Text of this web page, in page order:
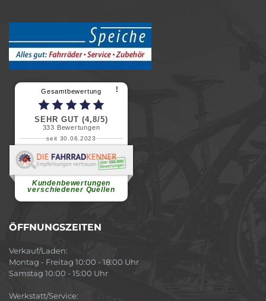
Gesamtbewertung ⠇
SEHR GUT (4,8/5)
333 Bewertungen
seit 30.06.2023
Kundenbewertungen
verschiedener Quellen
Renate H.
Vielen Dank für ein herzliches
ÖFFNUNGSZEITEN
Verkauf/Laden:
Montag - Freitag 10:00 - 18:00 Uhr
Samstag 10:00 - 15:00 Uhr
Werkstatt/Service: